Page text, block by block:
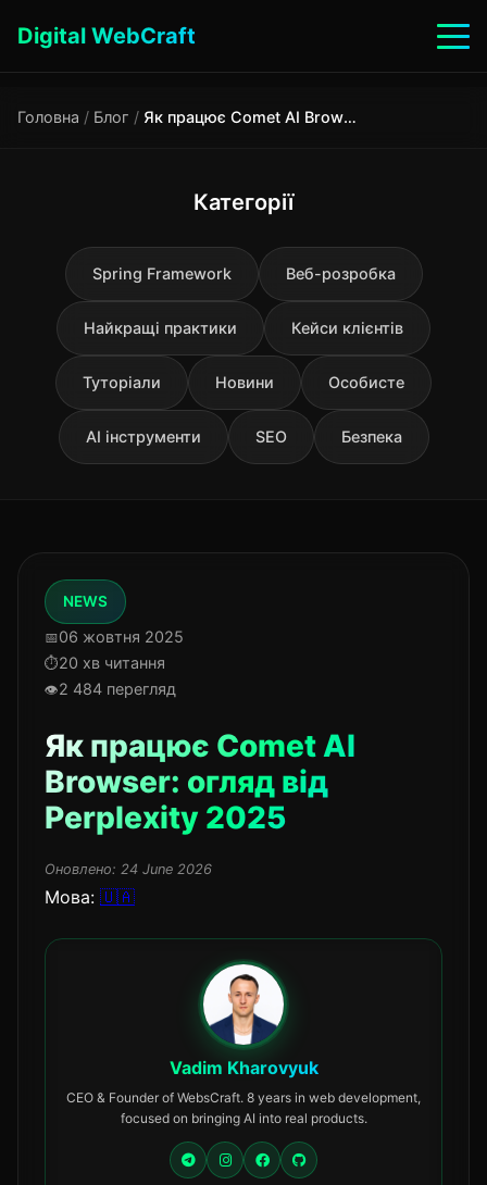
Digital WebCraft
Головна / Блог / Як працює Comet AI Browser: огляд від Perplexity 2025
Категорії
Spring Framework Веб-розробка
Найкращі практики Кейси клієнтів
Туторіали Новини Особисте
AI інструменти SEO Безпека
NEWS
06 жовтня 2025
20 хв читання
2 484 перегляд
Як працює Comet AI
Browser: огляд від
Perplexity 2025
Оновлено: 24 June 2026
Мова: 🇺🇦
Vadim Kharovyuk
CEO & Founder of WebsCraft. 8 years in web development,
focused on bringing AI into real products.